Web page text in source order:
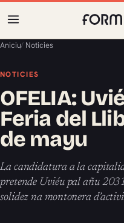
Aniciu/ Noticies
NOTICIES
OFELIA:
Feria del
de mayu
La candidatura a la
pretende Uviéu pal añu
solidez na montonera